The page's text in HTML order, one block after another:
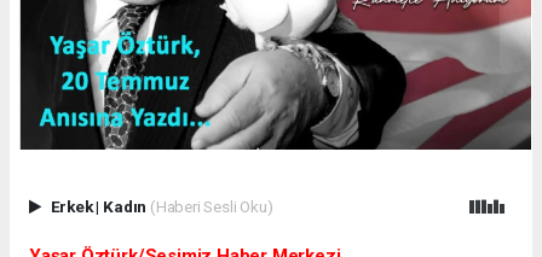
Erkek| Kadın (Haberi Sesli Oku)